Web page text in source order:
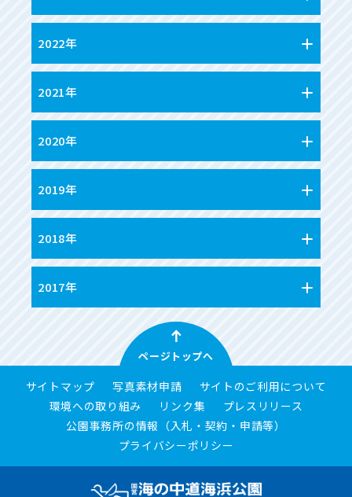
2022年
2021年
2020年
2019年
2018年
2017年
ページトップへ
サイトマップ 写真素材申請
サイトのご利用について
環境への取り組み
リンク集
プレスリリース
公園事務所の情報（入札・契約・申請等）
プライバシーポリシー